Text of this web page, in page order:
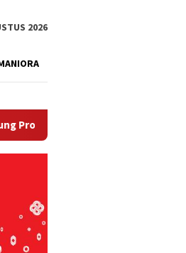
2026
Pangan, Lapas Manado